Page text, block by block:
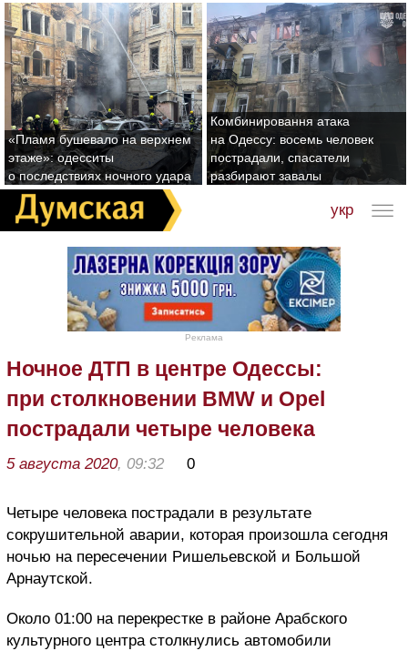
«Пламя бушевало на верхнем
этаже»: одесситы
о последствиях ночного удара
Комбинировання атака
на Одессу: восемь человек
пострадали, спасатели
разбирают завалы
укр
Реклама
Ночное ДТП в центре Одессы:
при столкновении BMW и Opel
пострадали четыре человека
5 августа 2020, 09:32 0
Четыре человека пострадали в результате
сокрушительной аварии, которая произошла сегодня
ночью на пересечении Ришельевской и Большой
Арнаутской.
Около 01:00 на перекрестке в районе Арабского
культурного центра столкнулись автомобили